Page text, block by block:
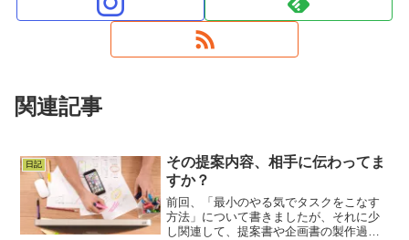
関連記事
日記
その提案内容、相手に伝わってま
すか？
前回、「最小のやる気でタスクをこなす
方法」について書きましたが、それに少
し関連して、提案書や企画書の製作過程